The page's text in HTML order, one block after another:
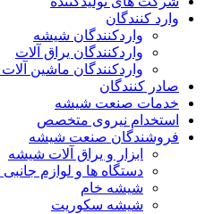
وارد کنندگان
واردکنندگان شیشه
واردکنندگان یراق آلات
واردکنندگان ماشین
صادر کنندگان
خدمات صنعت شیشه
استخدام نیروی متخصص
فروشندگان صنعت شیشه
ابزار و یراق آلات شیشه
دستگاه ها و لوازم
شیشه خام
شیشه سکوریت